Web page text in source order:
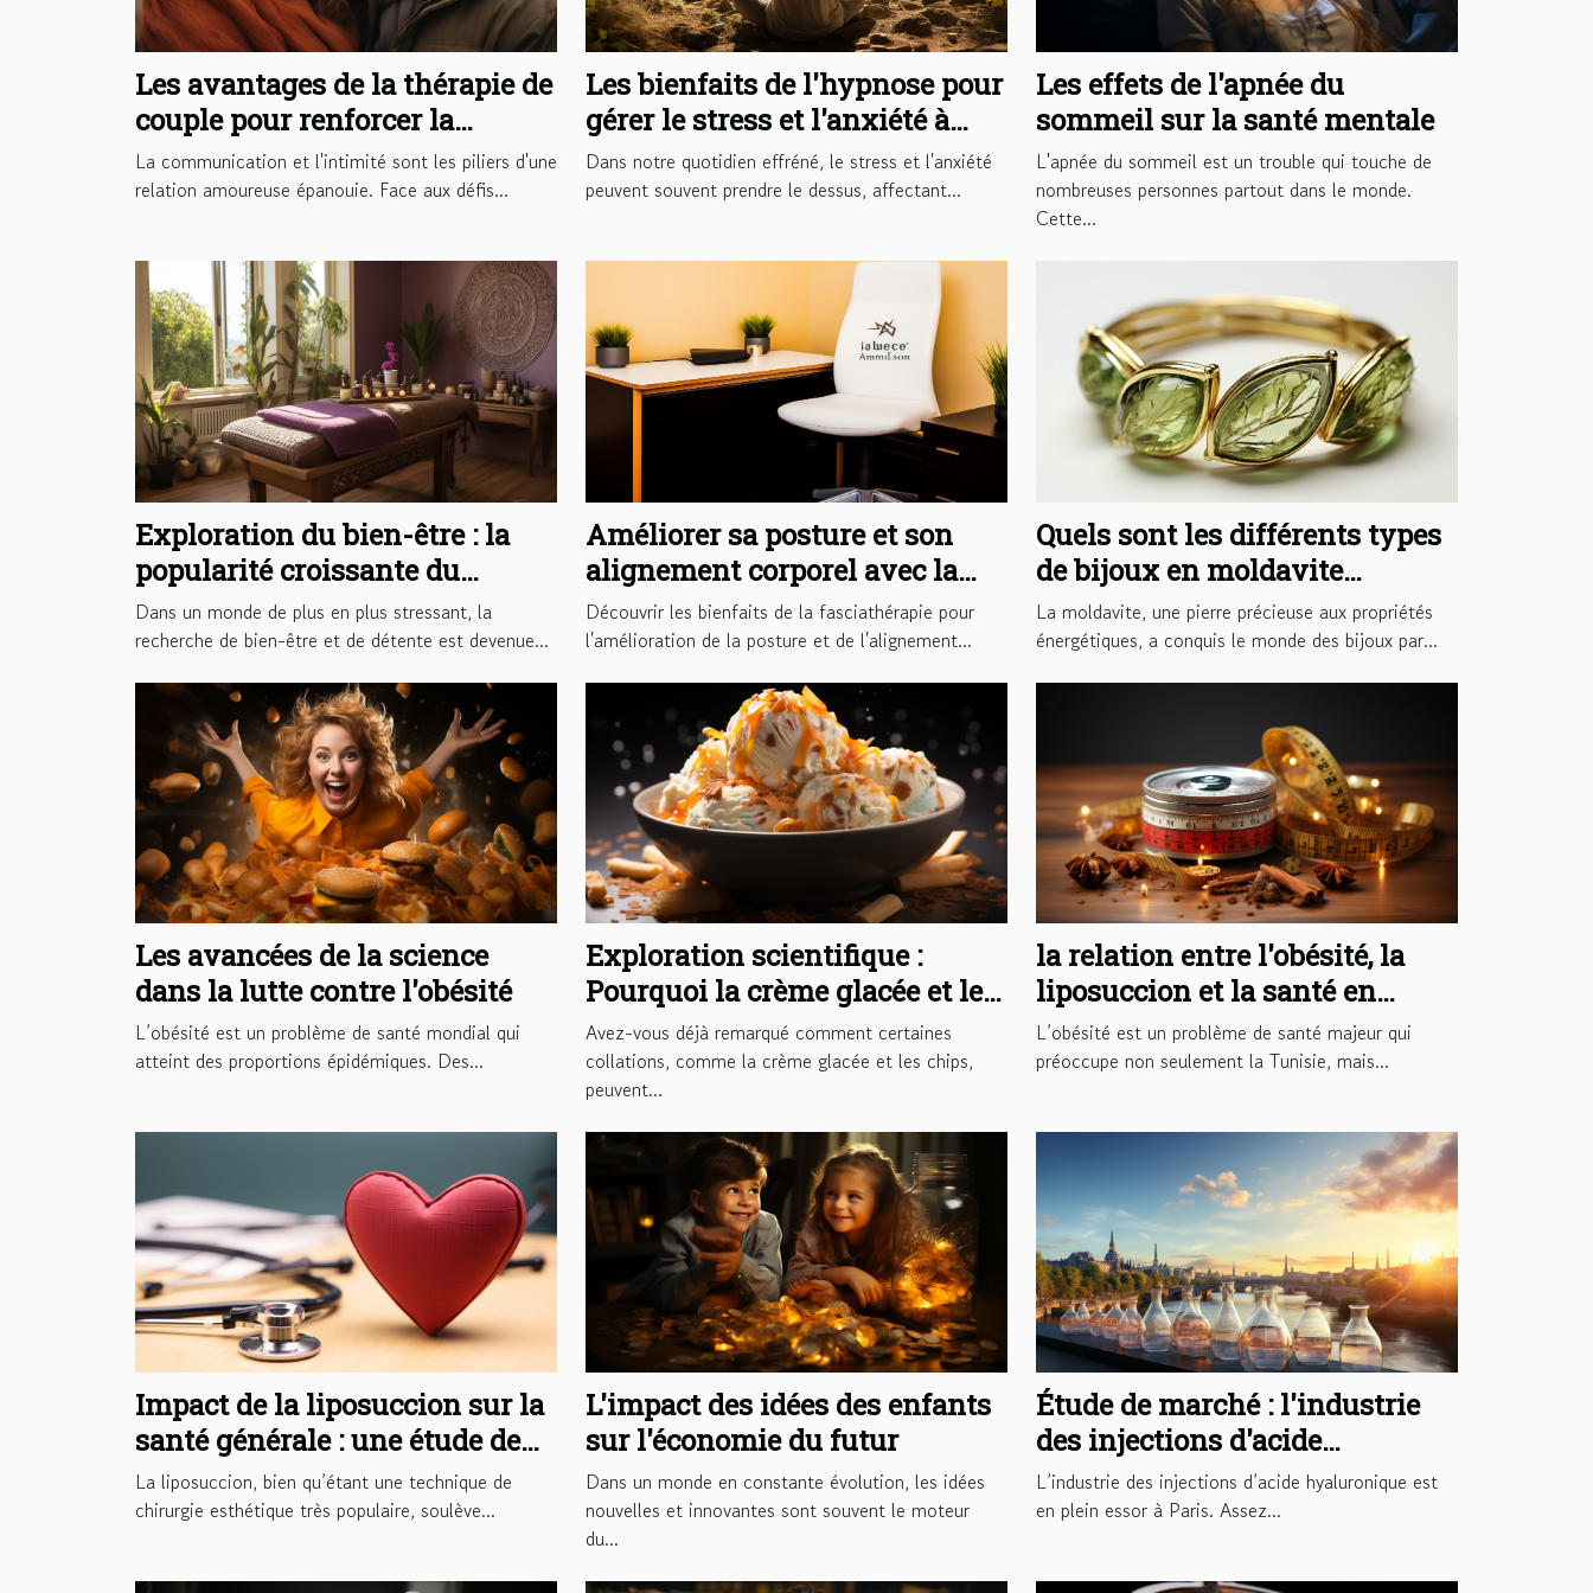
Les avantages de la thérapie de
couple pour renforcer la
communication et l'intimité
La communication et l'intimité sont les piliers d'une
relation amoureuse épanouie. Face aux défis...
Les bienfaits de l'hypnose pour
gérer le stress et l'anxiété à
Saint-Paul-Trois-Châteaux
Dans notre quotidien effréné, le stress et l'anxiété
peuvent souvent prendre le dessus, affectant...
Les effets de l'apnée du
sommeil sur la santé mentale
L'apnée du sommeil est un trouble qui touche de
nombreuses personnes partout dans le monde.
Cette...
Exploration du bien-être : la
popularité croissante du
massage thaï traditionnel à
Marseille
Dans un monde de plus en plus stressant, la
recherche de bien-être et de détente est devenue...
Améliorer sa posture et son
alignement corporel avec la
fasciathérapie
Découvrir les bienfaits de la fasciathérapie pour
l'amélioration de la posture et de l'alignement...
Quels sont les différents types
de bijoux en moldavite
disponibles sur le marché ?
La moldavite, une pierre précieuse aux propriétés
énergétiques, a conquis le monde des bijoux par...
Les avancées de la science
dans la lutte contre l'obésité
L’obésité est un problème de santé mondial qui
atteint des proportions épidémiques. Des...
Exploration scientifique :
Pourquoi la crème glacée et les
chips peuvent être aussi
addictives que la drogue
Avez-vous déjà remarqué comment certaines
collations, comme la crème glacée et les chips,
peuvent...
la relation entre l'obésité, la
liposuccion et la santé en
Tunisie
L’obésité est un problème de santé majeur qui
préoccupe non seulement la Tunisie, mais...
Impact de la liposuccion sur la
santé générale : une étude de
cas tunisienne
La liposuccion, bien qu’étant une technique de
chirurgie esthétique très populaire, soulève...
L'impact des idées des enfants
sur l'économie du futur
Dans un monde en constante évolution, les idées
nouvelles et innovantes sont souvent le moteur
du...
Étude de marché : l'industrie
des injections d'acide
hyaluronique à Paris
L’industrie des injections d’acide hyaluronique est
en plein essor à Paris. Assez...